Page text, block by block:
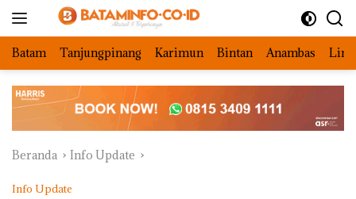
Batam Tanjungpinang Karimun Bintan Anambas
Beranda Info Update
Info Update